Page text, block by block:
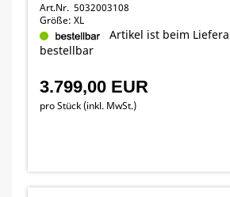
Art.Nr. 5032003108
Größe: XL
Artikel ist beim
bestellbar
3.799,00 EUR
pro Stück (inkl. MwSt.)